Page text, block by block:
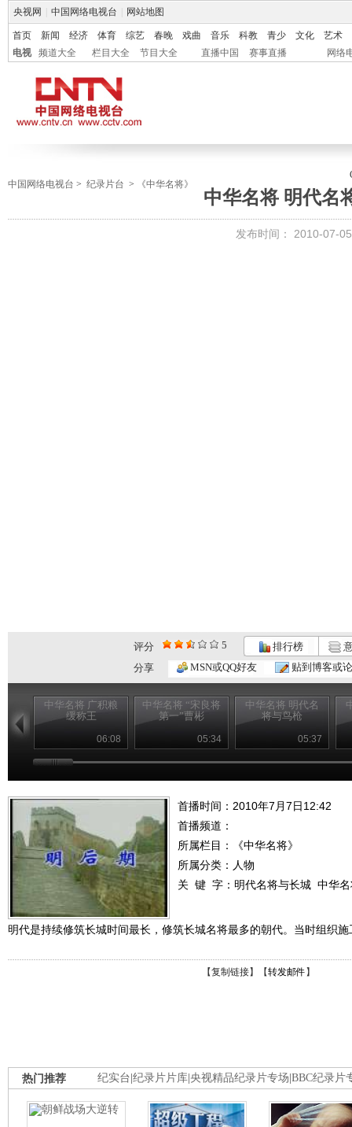
央视网 中国网络电视台 网站地图
首页 新闻 经济 体育 综艺 春晚 戏曲 音乐 科教 青少 文化
艺术
电视
频道大全 栏目大全 节目大全 直播中国 赛事直播 网络
中国网络电视台 > 纪录片台 > 《中华名将》
中华名将 明代名
发布时间： 2010-07-
评分 5 排行榜
分享
MSN或QQ好友 贴到博客或
中华名将 广积粮
缓称王
06:08
中华名将 “宋良将
第一”曹彬
05:34
中华名将 明代名
将与鸟枪
05:37
首播时间：2010年7月7日12:42
首播频道：
所属栏目：
《中华名将》
所属分类：人物
关 键 字： 明代名将与长城 中华
明代是持续修筑长城时间最长，修筑长城名将最多的朝代。当时组织
【复制链接】【转发邮件 】
纪实台 纪录片片库 央视精品纪录片专场 BBC纪录片
热门推荐